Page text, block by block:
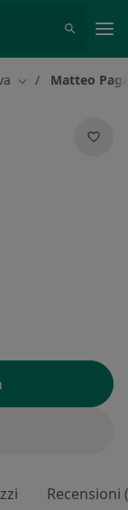
Cambia città
Matteo
Recensioni